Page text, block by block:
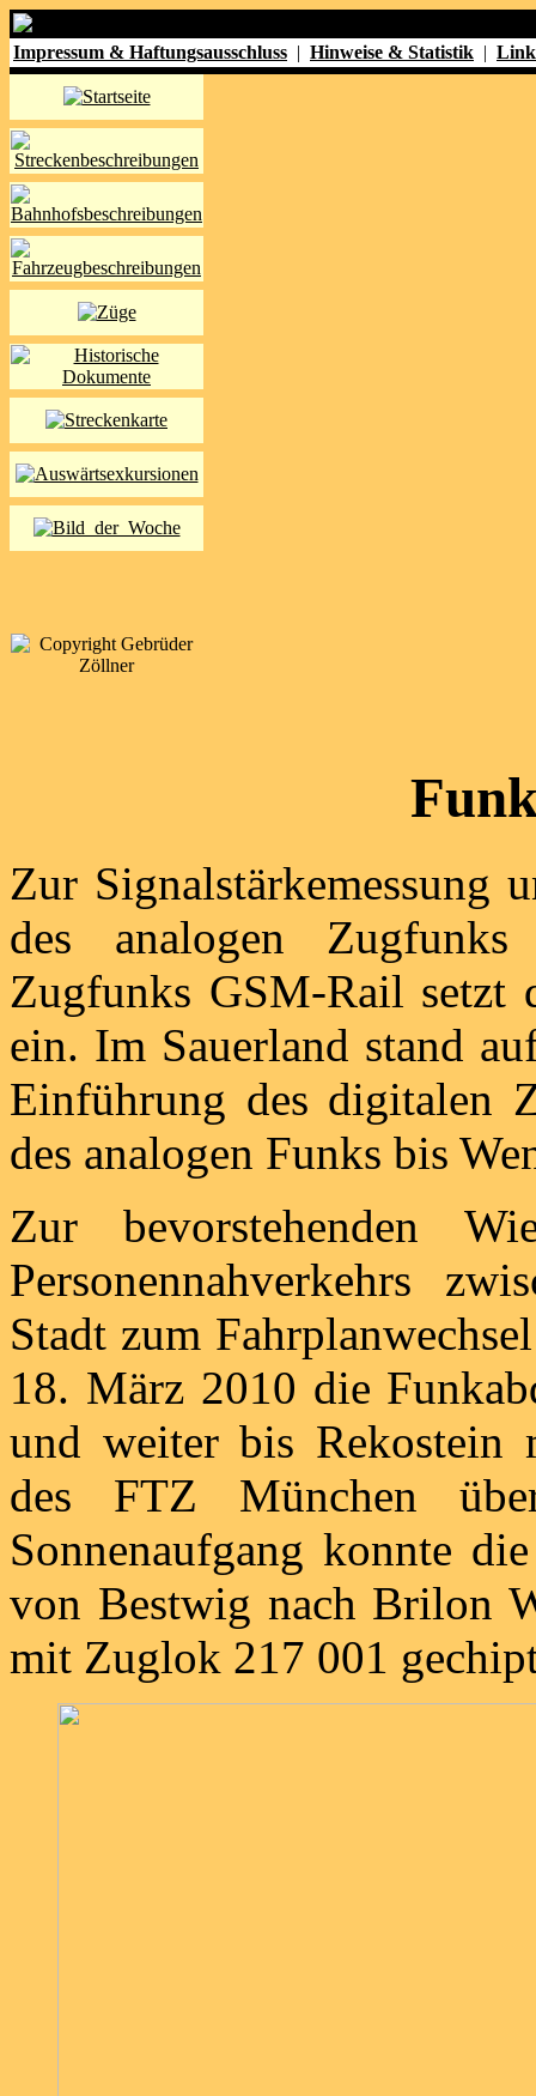
Impressum & Haftungsausschluss | Hinweise & Statistik |
Zur Signalstärkemessung
des analogen
Zugfunks GSM-Rail setzt
ein. Im Sauerland stand
Einführung des digitalen
des analogen Funks bis
Zur bevorstehenden
Personennahverkehrs
Stadt zum
18. März 2010 die
und weiter bis Rekostein
des FTZ München
Sonnenaufgang konnte
von Bestwig nach Brilon
mit Zuglok 217 001